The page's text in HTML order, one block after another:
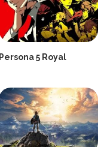
Persona 5 Royal